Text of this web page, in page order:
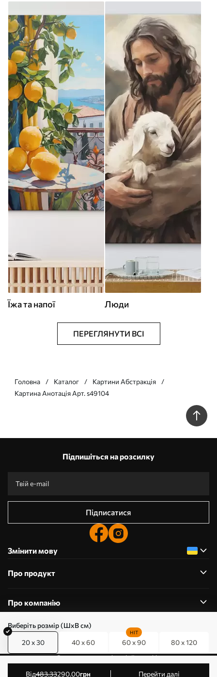
Виберіть розмір (ШхВ см)
20 x 30 40 x 60 60 x 90
HIT
80 x 120
від483.33290.00грн Перейти далі
Їжа та напої Люди
ПЕРЕГЛЯНУТИ ВСІ
Головна Каталог
Картини Абстракція
Картина Анотація Арт. s49104
Підпишіться на розсилку
Підписатися
Змінити мову
Про продукт
Про компанію
0800357223
Редагування дозволів на файли cookie
© 2011-2026 Art-holst. Усі права захищені. Власник: